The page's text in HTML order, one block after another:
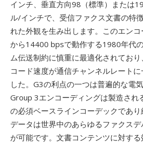
インチ、垂直方向98（標準）または
ル/インチで、受信ファクス文書の特
れた外観を生み出します。このエン
から14400 bpsで動作する1980年代
ム伝送制約に慎重に最適化されてお
コード速度が通信チャンネルレート
した。G3の利点の一つは普遍的な電
Group 3エンコーディングは製造され
の必須ベースラインコーデックであ
データは世界中のあらゆるファクス
が可能です。文書コンテンツに対す